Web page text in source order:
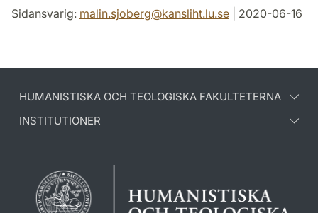
Sidansvarig: malin.sjoberg@kansliht.lu.se | 2020-06-16
HUMANISTISKA OCH TEOLOGISKA FAKULTETERNA
INSTITUTIONER